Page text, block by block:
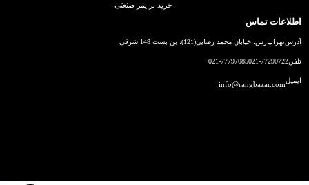
خرید پرایمر صنعتی
اطلاعات تماس
آدرستهرانپارس، خیابان محمد رضایی(121)، بن بست 148 شرقی
تلفن021-77290722
021-77797085
ایمیلinfo@rangbazar.com